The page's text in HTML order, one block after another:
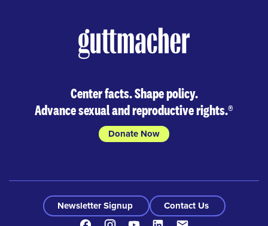
Center facts. Shape policy.
Advance sexual and reproductive rights.®
Donate Now
Newsletter Signup
Contact Us